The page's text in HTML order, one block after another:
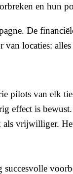
en hun
De
locaties:
pilots van elk
effect is
vrijwilliger.